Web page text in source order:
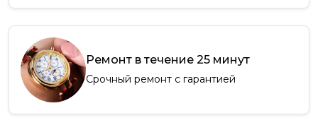
Ремонт в течение 25 минут
Срочный ремонт с гарантией